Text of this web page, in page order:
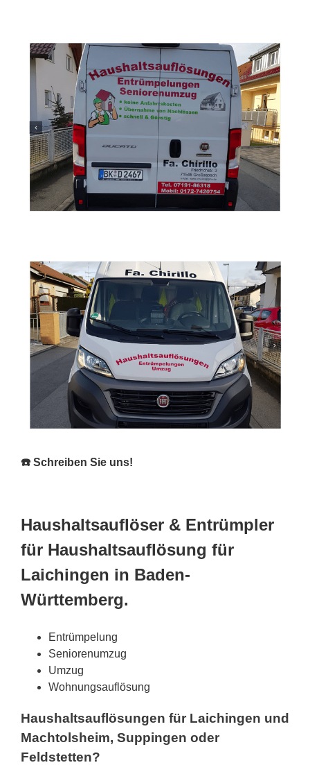
☎️ Schreiben Sie uns!
Haushaltsauflöser & Entrümpler
für Haushaltsauflösung für
Laichingen in Baden-
Württemberg.
Entrümpelung
Seniorenumzug
Umzug
Wohnungsauflösung
Haushaltsauflösungen für Laichingen und
Machtolsheim, Suppingen oder
Feldstetten?